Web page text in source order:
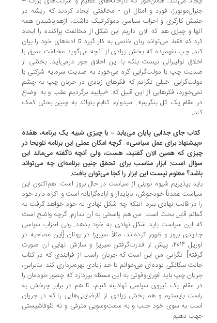
فورد و امثال آن - مخالفتی ایجاد کردند که ریشه در
کارگری و احزاب سیاسی دموکراتیک داشت، ازهم‌پاشیدن همه
و چیزی هم که الان داریم این شکل از مخالفت پراکنده را ایجاد
که فقط می‌تواند زبان خاصی به کار گیرد تا ادعاهای خود را بیان
چپ نفهمیده که بخش زیادی از آنچه می‌گوید مخالفت عمیق با
نولیبرالی نیست بلکه با این اخلاق جور درمی‌آید. بخشی از
چپ با دولت‌گرایی گره می‌خورد به ضدیت سرمایه شرکتی با
خیلی نگرانم که فکرهای زیادی در جریان چپ به چشم
فکرهایی از این قبیل که: «بیایید برگردیم عقب و به اوضاع
مقام یک کل بنگریم». امیدوارم کتابم بتواند به چنین بحثی کمک
جای جذابی پایان می‌یابد – با چیزی شبیه یک برنامه، هفده
برای عمل سیاسی». گرچه امکان عملی این برنامه تلویحا در
که همین الان گفتید، هست، ولی آنچه ناگفته می‌ماند این
است: ابزار مناسب برای تحقق چنین برنامه‌ای چه می‌تواند
معلوم نیست این ابزار را کجا می‌توان یافت.
بپذیریم شیوه نوینی از سیاست در حال بروز است. هم‌اکنون این
عمدتاً خودجوش، ناپایدار و اراده‌گرایانه است و اکراه دارد خود
در قالب نهادی ببرد. اینکه چه شکل نهادی به خود خواهد گرفت به
قابل بحث است. من هم پاسخی به آن ندارم. گرچه واضح است
این سیاست باید شکل نهادی به خود بدهد. ولی احزاب سیاسی
بروز و ظهور کرده‌اند، مثلاً سیریزا در یونان [این مصاحبه در
آوریل 2014، پیش از قدرت‌گرفتن سیریزا و سازش نهایی آن صورت
نگرانی من این است که جریان راست از فرایندی که در کتاب
بیگانگی توده‌ای می‌خوانم تا حد زیادی بهره‌برداری کند. بنابراین،
چپ باید فوری‌و‌فوتی به این مسئله بپردازد که چطور خودمان را
مقام یک نیروی سیاسی نهادینه کنیم، تا هم در برابر چرخش به
بایستیم و هم بخش زیادی از نارضایتی‌هایی را که در جریان
به سوی خود جلب و به سمت‌و‌سویی مترقی و نه نئوفاشیستی
دهیم.